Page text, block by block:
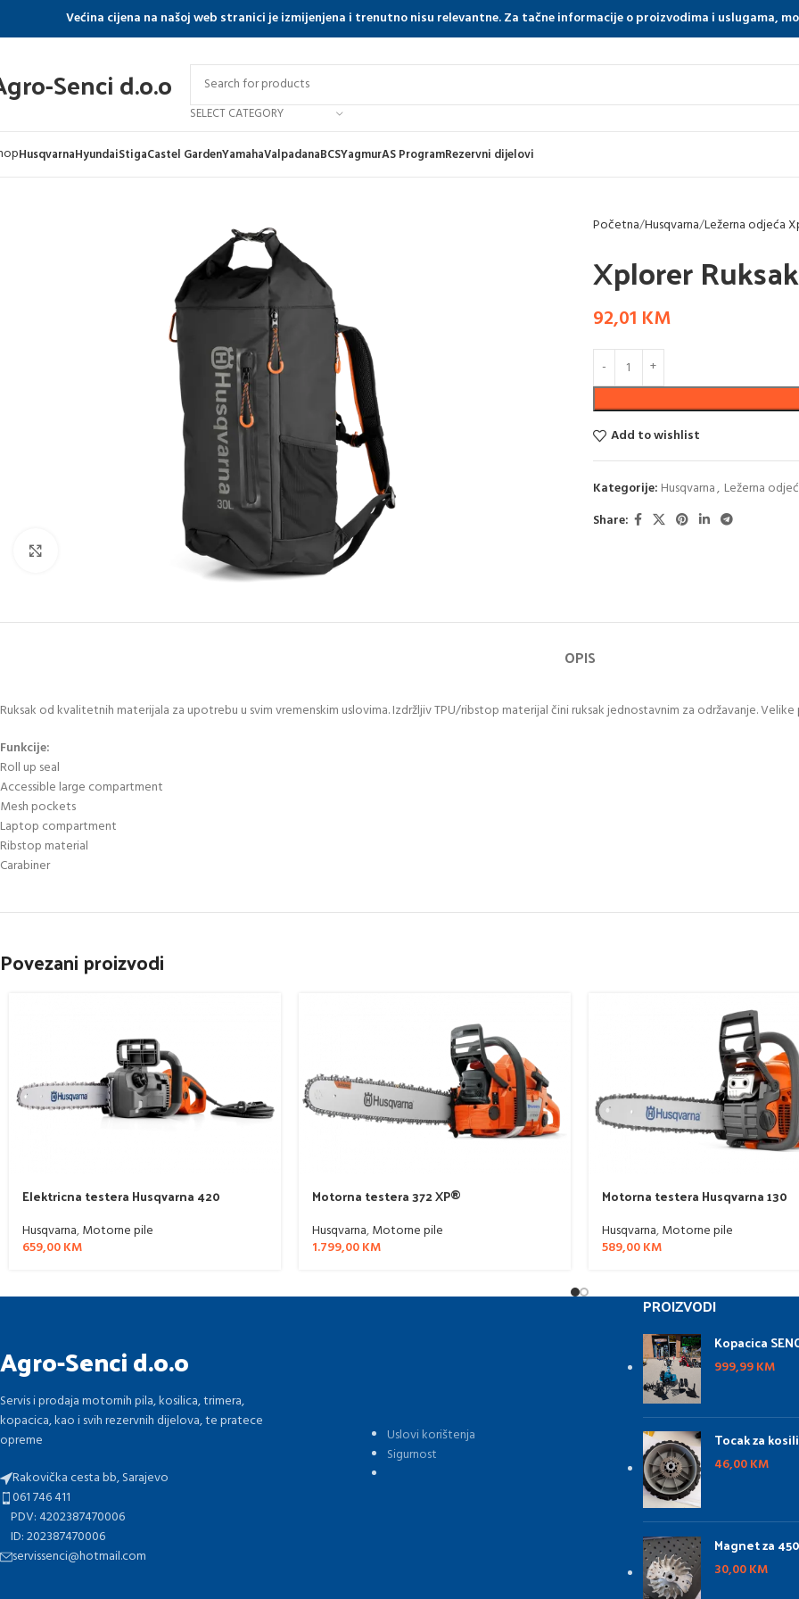
Većina cijena na našoj web stranici je izmijenjena i trenutno nisu relevantne. Za tačne informacije o proizvodima i uslugama,
Senci d.o.o
SELECT CATEGORY
HusqvarnaHyundaiStigaCastel GardenYamahaValpadanaBCSYagmurAS ProgramRezervni dijelovi
Početna Husqvarna Ležerna odjeća
Xplorer
92,01 KM
Add to wishlist
Kategorije: Husqvarna, Ležerna
Share:
OPIS
Ruksak od kvalitetnih materijala za upotrebu u svim vremenskim uslovima. Izdržljiv TPU/ribstop materijal čini ruksak jednostavnim za održavanje.
Funkcije:
Roll up seal
Accessible large compartment
Mesh pockets
Laptop compartment
Ribstop material
Carabiner
Povezani proizvodi
Elektricna testera Husqvarna 420
Husqvarna,Motorne pile
659,00KM
Motorna testera 372 XP®
Husqvarna,Motorne pile
1.799,00KM
Motorna testera Husqvarna 130
Husqvarna,Motorne pile
589,00KM
Agro-Senci d.o.o
Servis i prodaja motornih pila, kosilica, trimera,
kopacica, kao i svih rezervnih dijelova, te pratece
opreme
Rakovička cesta bb, Sarajevo
061 746 411
PDV: 4202387470006
ID: 202387470006
servissenci@hotmail.com
Uslovi korištenja
Sigurnost
PROIZVODI
Kopacica
999,99KM
Tocak za
46,00KM
Magnet za
30,00KM